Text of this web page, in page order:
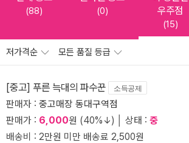
(88) (0)
우주점
(15)
저가격순 모든 품질 등급
[중고] 푸른 늑대의 파수꾼 소득공제
판매자 : 중고매장 동대구역점
판매가 : 6,000원 (40%↓) │ 상태 : 중
배송비 : 2만원 미만 배송료 2,500원